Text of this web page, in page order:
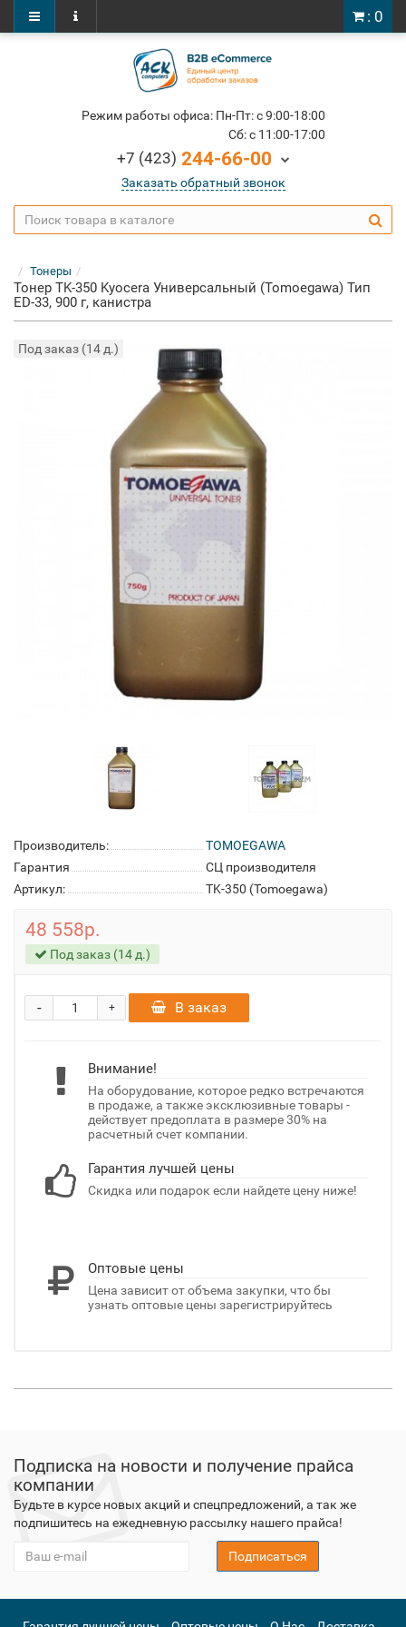
: 0
Режим работы офиса: Пн-Пт: c 9:00-18:00
Cб: c 11:00-17:00
+7 (423) 244-66-00
Заказать обратный звонок
Тонеры
Тонер TK-350 Kyocera Универсальный (Tomoegawa) Тип
ED-33, 900 г, канистра
Под заказ (14 д.)
Производитель:
TOMOEGAWA
Гарантия
СЦ производителя
Артикул:
TK-350 (Tomoegawa)
48 558р.
Под заказ (14 д.)
+
- В заказ
Внимание!
На оборудование, которое редко встречаются
в продаже, а также эксклюзивные товары -
действует предоплата в размере 30% на
расчетный счет компании.
Гарантия лучшей цены
Скидка или подарок если найдете цену ниже!
Оптовые цены
Цена зависит от объема закупки, что бы
узнать оптовые цены зарегистрируйтесь
Подписка на новости и получение прайса
компании
Будьте в курсе новых акций и спецпредложений, а так же
подпишитесь на ежедневную рассылку нашего прайса!
Подписаться